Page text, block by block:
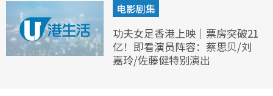
电影剧集
功夫女足香港上映｜票房突破21
亿！即看演员阵容：蔡思贝/刘
嘉玲/佐藤健特别演出